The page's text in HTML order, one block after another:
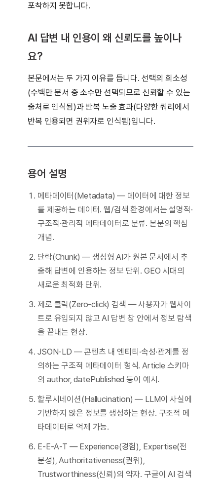
포착하지 못합니다.
AI 답변 내 인용이 왜 신뢰도를 높이나
요?
본문에서는 두 가지 이유를 듭니다. 선택의 희소성
(수백만 문서 중 소수만 선택되므로 신뢰할 수 있는
출처로 인식됨)과 반복 노출 효과(다양한 쿼리에서
반복 인용되면 권위자로 인식됨)입니다.
용어 설명
메타데이터(Metadata) — 데이터에 대한 정보
를 제공하는 데이터. 웹/검색 환경에서는 설명적·
구조적·관리적 메타데이터로 분류. 본문의 핵심
개념.
단락(Chunk) — 생성형 AI가 원본 문서에서 추
출해 답변에 인용하는 정보 단위. GEO 시대의
새로운 최적화 단위.
제로 클릭(Zero-click) 검색 — 사용자가 웹사이
트로 유입되지 않고 AI 답변 창 안에서 정보 탐색
을 끝내는 현상.
JSON-LD — 콘텐츠 내 엔티티·속성·관계를 정
의하는 구조적 메타데이터 형식. Article 스키마
의 author, datePublished 등이 예시.
할루시네이션(Hallucination) — LLM이 사실에
기반하지 않은 정보를 생성하는 현상. 구조적 메
타데이터로 억제 가능.
E-E-A-T — Experience(경험), Expertise(전
문성), Authoritativeness(권위),
Trustworthiness(신뢰)의 약자. 구글이 AI 검색